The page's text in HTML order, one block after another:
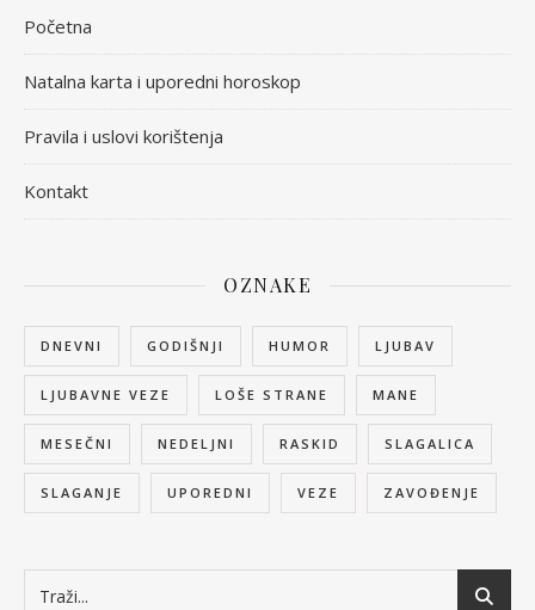
Početna
Natalna karta i uporedni horoskop
Pravila i uslovi korištenja
Kontakt
OZNAKE
DNEVNI GODIŠNJI HUMOR LJUBAV
LJUBAVNE VEZE LOŠE STRANE MANE
MESEČNI NEDELJNI RASKID SLAGALICA
SLAGANJE UPOREDNI VEZE ZAVOĐENJE